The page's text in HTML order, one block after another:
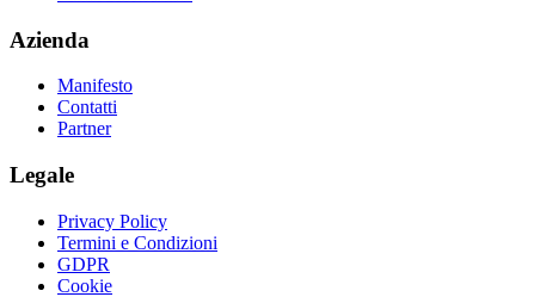
Azienda
Manifesto
Contatti
Partner
Legale
Privacy Policy
Termini e Condizioni
GDPR
Cookie